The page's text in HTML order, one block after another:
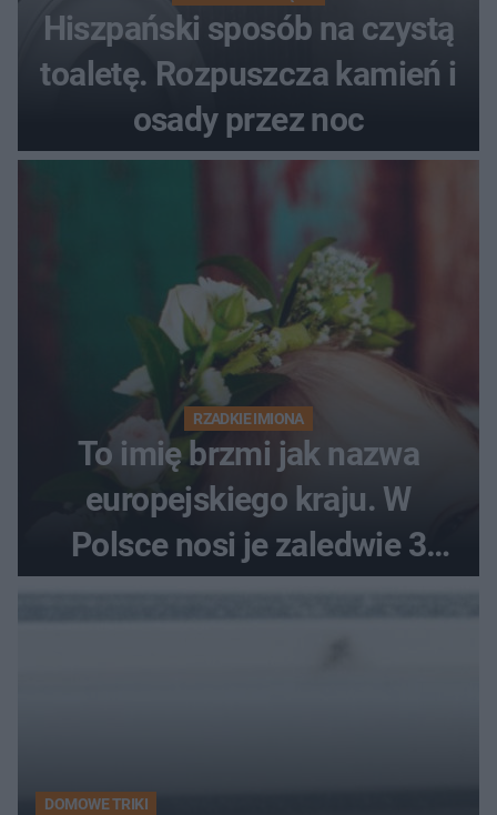
Hiszpański sposób na czystą
toaletę. Rozpuszcza kamień i
osady przez noc
RZADKIE IMIONA
To imię brzmi jak nazwa
europejskiego kraju. W
Polsce nosi je zaledwie 3
DOMOWE TRIKI